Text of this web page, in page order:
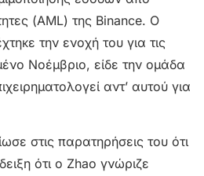
(AML) της Binance. Ο
την ενοχή του για τις
Νοέμβριο, είδε την ομάδα
αντ’ αυτού για
στις παρατηρήσεις του ότι
ότι ο Zhao γνώριζε